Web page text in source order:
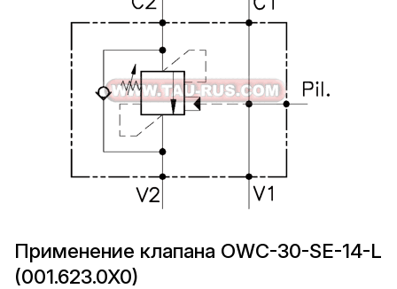
Применение клапана OWC-30-SE-14-L
(001.623.0X0)